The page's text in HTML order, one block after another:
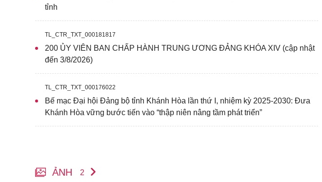
tỉnh
TL_CTR_TXT_000181817
200 ỦY VIÊN BAN CHẤP HÀNH TRUNG ƯƠNG ĐẢNG KHÓA XIV (cập nhật
đến 3/8/2026)
TL_CTR_TXT_000176022
Bế mạc Đại hội Đảng bộ tỉnh Khánh Hòa lần thứ I, nhiệm kỳ 2025-2030: Đưa
Khánh Hòa vững bước tiến vào “thập niên nâng tầm phát triển”
ẢNH 2